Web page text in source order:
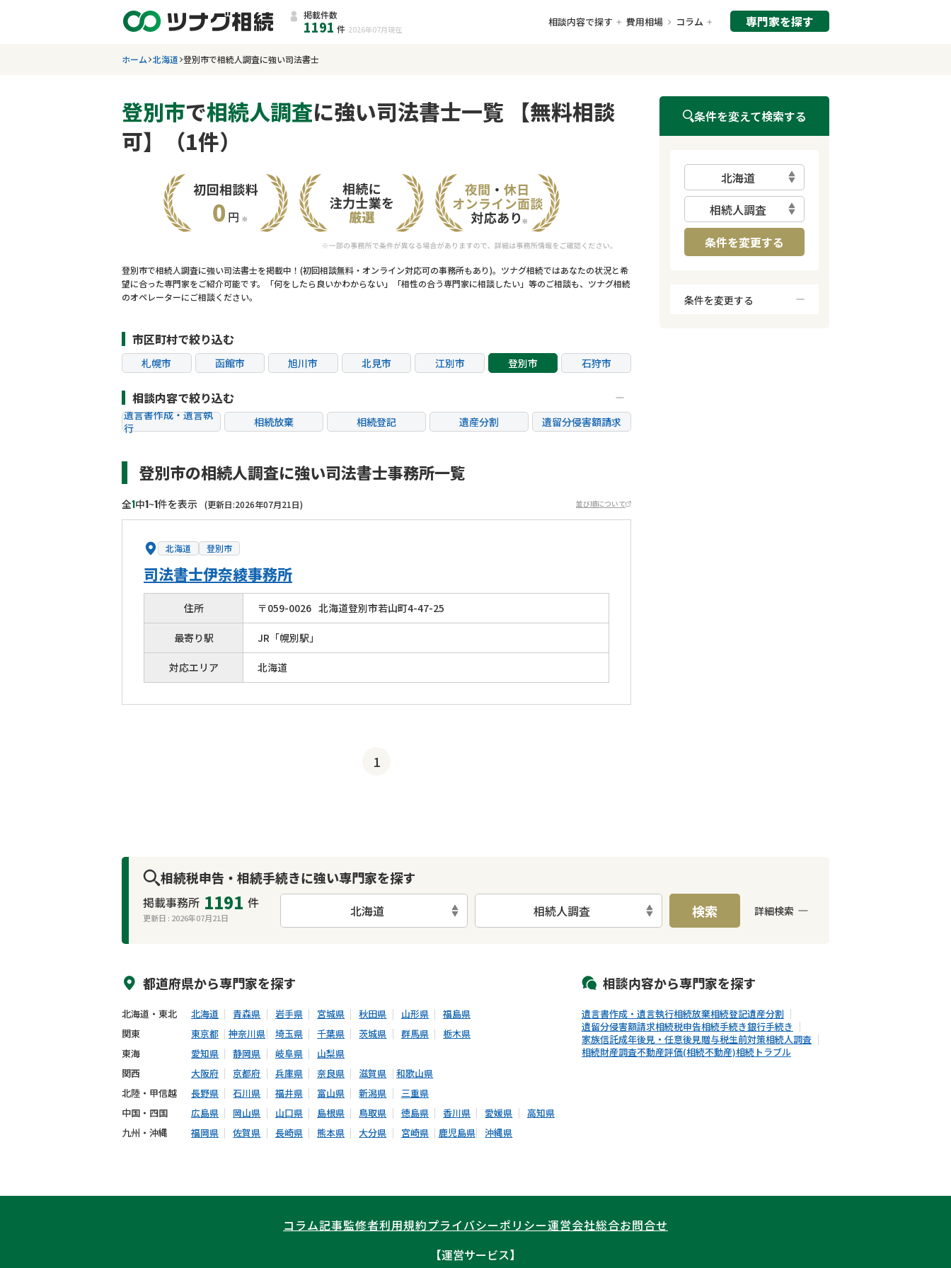
掲載件数
1191 件 2026年07月 現在
相談内容で探す 費用相場 コラム 専門家を探す
ホーム 北海道 登別市で相続人調査に強い司法書士
登別市で相続人調査に強い司法書士一覧 【無料相談
可】（1件）
登別市で相続人調査に強い司法書士を掲載中！(初回相談無料・オンライン対応可の事務所もあり)。ツナグ相続ではあなたの状況と希
望に合った専門家をご紹介可能です。「何をしたら良いかわからない」「相性の合う専門家に相談したい」等のご相談も、ツナグ相続
のオペレーターにご相談ください。
市区町村で絞り込む
札幌市 函館市 旭川市 北見市 江別市 登別市 石狩市
相談内容で絞り込む
遺言書作成・遺言執
行
相続放棄 相続登記 遺産分割
遺留分侵害額請求
贈与税
生前対策 相続人調査 相続財産調査
登別市の相続人調査に強い司法書士事務所一覧
全1中1~1件を表示 (更新日:2026年07月21日) 並び順について
北海道 登別市
司法書士伊奈綾事務所
住所 〒059-0026 北海道登別市若山町4-47-25
最寄り駅 JR「幌別駅」
対応エリア 北海道
1
条件を変えて検索する
北海道
相続人調査
条件を変更する
条件を変更する
相続税申告・相続手続きに強い専門家を探す
掲載事務所 1191 件
更新日 : 2026年07月21日 北海道 相続人調査 検索 詳細検索
都道府県から専門家を探す
北海道・東北 北海道 青森県 岩手県 宮城県 秋田県 山形県
福島県
関東
東京都 神奈川県 埼玉県 千葉県 茨城県 群馬県
栃木県
東海
愛知県 静岡県 岐阜県
山梨県
関西
大阪府 京都府 兵庫県 奈良県 滋賀県
和歌山県
北陸・甲信越
長野県 石川県 福井県 富山県 新潟県
三重県
中国・四国
広島県 岡山県 山口県 島根県 鳥取県 徳島県 香川県 愛媛県
高知県
九州・沖縄
福岡県 佐賀県 長崎県 熊本県 大分県 宮崎県 鹿児島県 沖縄県
相談内容から専門家を探す
遺言書作成・遺言執行相続放棄相続登記遺産分割
遺留分侵害額請求相続税申告相続手続き銀行手続き
家族信託成年後見・任意後見贈与税生前対策相続人調査
相続財産調査不動産評価(相続不動産)相続トラブル
コラム記事監修者利用規約プライバシーポリシー運営会社総合お問合せ
【運営サービス】